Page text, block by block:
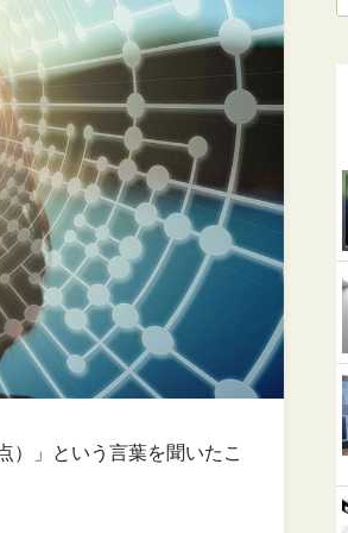
）」という言葉を聞いたこ